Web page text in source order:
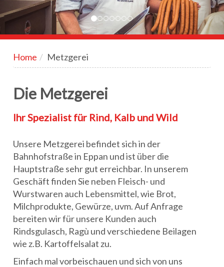
Home Metzgerei
Die Metzgerei
Ihr Spezialist für Rind, Kalb und Wild
Unsere Metzgerei befindet sich in der
Bahnhofstraße in Eppan und ist über die
Hauptstraße sehr gut erreichbar. In unserem
Geschäft finden Sie neben Fleisch- und
Wurstwaren auch Lebensmittel, wie Brot,
Milchprodukte, Gewürze, uvm. Auf Anfrage
bereiten wir für unsere Kunden auch
Rindsgulasch, Ragù und verschiedene Beilagen
wie z.B. Kartoffelsalat zu.
Einfach mal vorbeischauen und sich von uns